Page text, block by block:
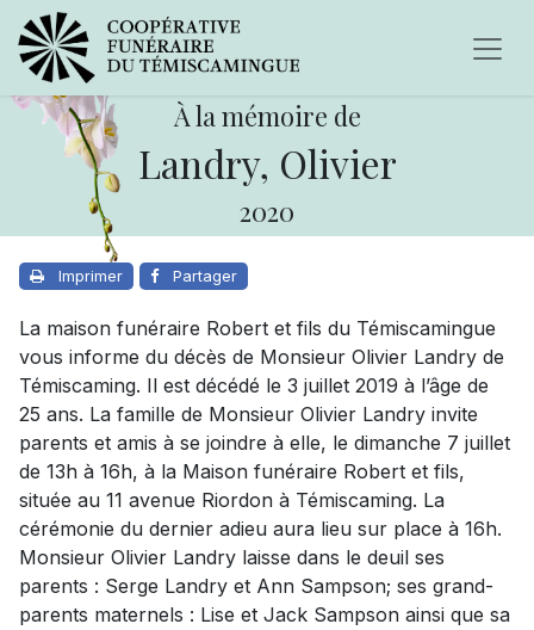
À la mémoire de
Landry, Olivier
2020
Imprimer Partager
La maison funéraire Robert et fils du Témiscamingue
vous informe du décès de Monsieur Olivier Landry de
Témiscaming. Il est décédé le 3 juillet 2019 à l’âge de
25 ans. La famille de Monsieur Olivier Landry invite
parents et amis à se joindre à elle, le dimanche 7 juillet
de 13h à 16h, à la Maison funéraire Robert et fils,
située au 11 avenue Riordon à Témiscaming. La
cérémonie du dernier adieu aura lieu sur place à 16h.
Monsieur Olivier Landry laisse dans le deuil ses
parents : Serge Landry et Ann Sampson; ses grand-
parents maternels : Lise et Jack Sampson ainsi que sa